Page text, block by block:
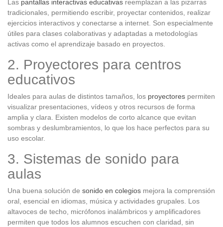
Las pantallas interactivas educativas reemplazan a las pizarras
tradicionales, permitiendo escribir, proyectar contenidos, realizar
ejercicios interactivos y conectarse a internet. Son especialmente
útiles para clases colaborativas y adaptadas a metodologías
activas como el aprendizaje basado en proyectos.
2. Proyectores para centros
educativos
Ideales para aulas de distintos tamaños, los proyectores permiten
visualizar presentaciones, vídeos y otros recursos de forma
amplia y clara. Existen modelos de corto alcance que evitan
sombras y deslumbramientos, lo que los hace perfectos para su
uso escolar.
3. Sistemas de sonido para
aulas
Una buena solución de sonido en colegios mejora la comprensión
oral, esencial en idiomas, música y actividades grupales. Los
altavoces de techo, micrófonos inalámbricos y amplificadores
permiten que todos los alumnos escuchen con claridad, sin